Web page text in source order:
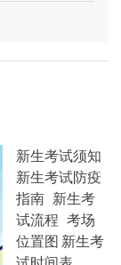
新生考试须知
新生考试防疫
指南 新生考
试流程 考场
位置图 新生考